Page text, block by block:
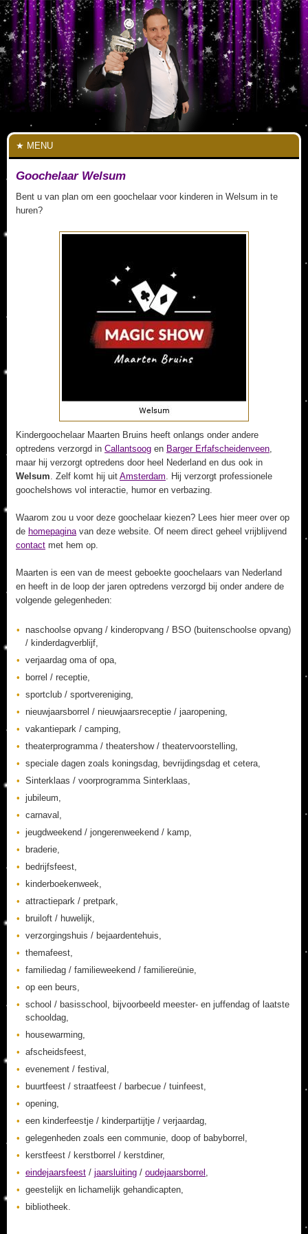
MENU
Goochelaar Welsum
Bent u van plan om een goochelaar voor kinderen in Welsum in te
huren?
Kindergoochelaar Maarten Bruins heeft onlangs onder andere
optredens verzorgd in Callantsoog en Barger Erfafscheidenveen,
maar hij verzorgt optredens door heel Nederland en dus ook in
Welsum. Zelf komt hij uit Amsterdam. Hij verzorgt professionele
goochelshows vol interactie, humor en verbazing.
Waarom zou u voor deze goochelaar kiezen? Lees hier meer over op
de homepaginavan deze website. Of neem direct geheel vrijblijvend
contact met hem op.
Maarten is een van de meest geboekte goochelaars van Nederland
en heeft in de loop der jaren optredens verzorgd bij onder andere de
volgende gelegenheden:
naschoolse opvang / kinderopvang / BSO (buitenschoolse opvang)
/ kinderdagverblijf,
verjaardag oma of opa,
borrel / receptie,
sportclub / sportvereniging,
nieuwjaarsborrel / nieuwjaarsreceptie / jaaropening,
vakantiepark / camping,
theaterprogramma / theatershow / theatervoorstelling,
speciale dagen zoals koningsdag, bevrijdingsdag et cetera,
Sinterklaas / voorprogramma Sinterklaas,
jubileum,
carnaval,
jeugdweekend / jongerenweekend / kamp,
braderie,
bedrijfsfeest,
kinderboekenweek,
attractiepark / pretpark,
bruiloft / huwelijk,
verzorgingshuis / bejaardentehuis,
themafeest,
familiedag / familieweekend / familiereünie,
op een beurs,
school / basisschool, bijvoorbeeld meester- en juffendag of laatste
schooldag,
housewarming,
afscheidsfeest,
evenement / festival,
buurtfeest / straatfeest / barbecue / tuinfeest,
opening,
een kinderfeestje / kinderpartijtje / verjaardag,
gelegenheden zoals een communie, doop of babyborrel,
kerstfeest / kerstborrel / kerstdiner,
eindejaarsfeest / jaarsluiting / oudejaarsborrel ,
geestelijk en lichamelijk gehandicapten,
bibliotheek.